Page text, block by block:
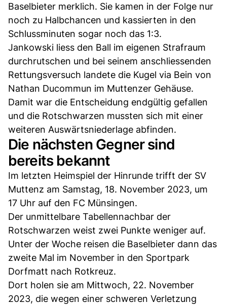
Baselbieter merklich. Sie kamen in der Folge nur
noch zu Halbchancen und kassierten in den
Schlussminuten sogar noch das 1:3.
Jankowski liess den Ball im eigenen Strafraum
durchrutschen und bei seinem anschliessenden
Rettungsversuch landete die Kugel via Bein von
Nathan Ducommun im Muttenzer Gehäuse.
Damit war die Entscheidung endgültig gefallen
und die Rotschwarzen mussten sich mit einer
weiteren Auswärtsniederlage abfinden.
Die nächsten Gegner sind
bereits bekannt
Im letzten Heimspiel der Hinrunde trifft der SV
Muttenz am Samstag, 18. November 2023, um
17 Uhr auf den FC Münsingen.
Der unmittelbare Tabellennachbar der
Rotschwarzen weist zwei Punkte weniger auf.
Unter der Woche reisen die Baselbieter dann das
zweite Mal im November in den Sportpark
Dorfmatt nach Rotkreuz.
Dort holen sie am Mittwoch, 22. November
2023, die wegen einer schweren Verletzung